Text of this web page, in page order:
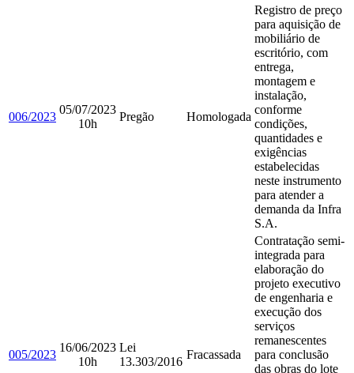
006/2023
05/07/2023
10h
Pregão Homologada
Registro de preço
para aquisição de
mobiliário de
escritório, com
entrega,
montagem e
instalação,
conforme
condições,
quantidades e
exigências
estabelecidas
neste instrumento
para atender a
demanda da Infra
S.A.
005/2023
16/06/2023
10h
Lei
13.303/2016
Fracassada
Contratação semi-
integrada para
elaboração do
projeto executivo
de engenharia e
execução dos
serviços
remanescentes
para conclusão
das obras do lote